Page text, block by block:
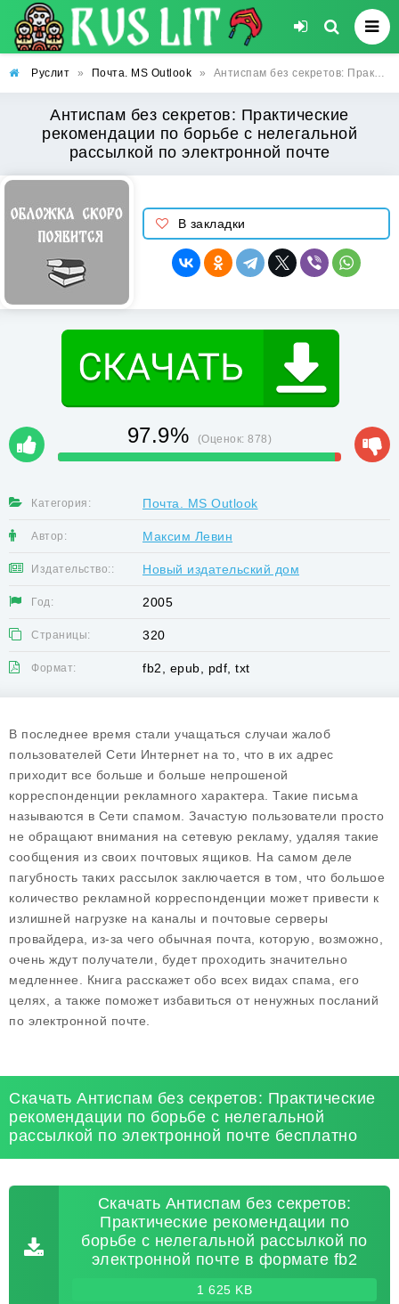
Руслит » Почта. MS Outlook » Антиспам без секретов: Практические рекомендации по борьбе с нелегальной рассылкой по электронной почте
Антиспам без секретов: Практические
рекомендации по борьбе с нелегальной
рассылкой по электронной почте
В закладки
97.9% (Оценок:878)
Категория: Почта. MS Outlook
Автор: Максим Левин
Издательство:: Новый издательский дом
Год: 2005
Страницы: 320
Формат: fb2, epub, pdf, txt
В последнее время стали учащаться случаи жалоб
пользователей Сети Интернет на то, что в их адрес
приходит все больше и больше непрошеной
корреспонденции рекламного характера. Такие письма
называются в Сети спамом. Зачастую пользователи просто
не обращают внимания на сетевую рекламу, удаляя такие
сообщения из своих почтовых ящиков. На самом деле
пагубность таких рассылок заключается в том, что большое
количество рекламной корреспонденции может привести к
излишней нагрузке на каналы и почтовые серверы
провайдера, из-за чего обычная почта, которую, возможно,
очень ждут получатели, будет проходить значительно
медленнее. Книга расскажет обо всех видах спама, его
целях, а также поможет избавиться от ненужных посланий
по электронной почте.
Скачать Антиспам без секретов: Практические
рекомендации по борьбе с нелегальной
рассылкой по электронной почте бесплатно
Скачать Антиспам без секретов:
Практические рекомендации по
борьбе с нелегальной рассылкой по
электронной почте в формате fb2
1 625 KB